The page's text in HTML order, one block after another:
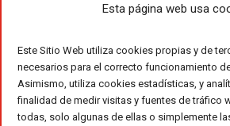
Esta página web usa
Este Sitio Web utiliza cookies propias y de
necesarios para el correcto funcionamiento
Asimismo, utiliza cookies estadísticas, y
finalidad de medir visitas y fuentes de tráfico
todas, solo algunas de ellas o simplemente